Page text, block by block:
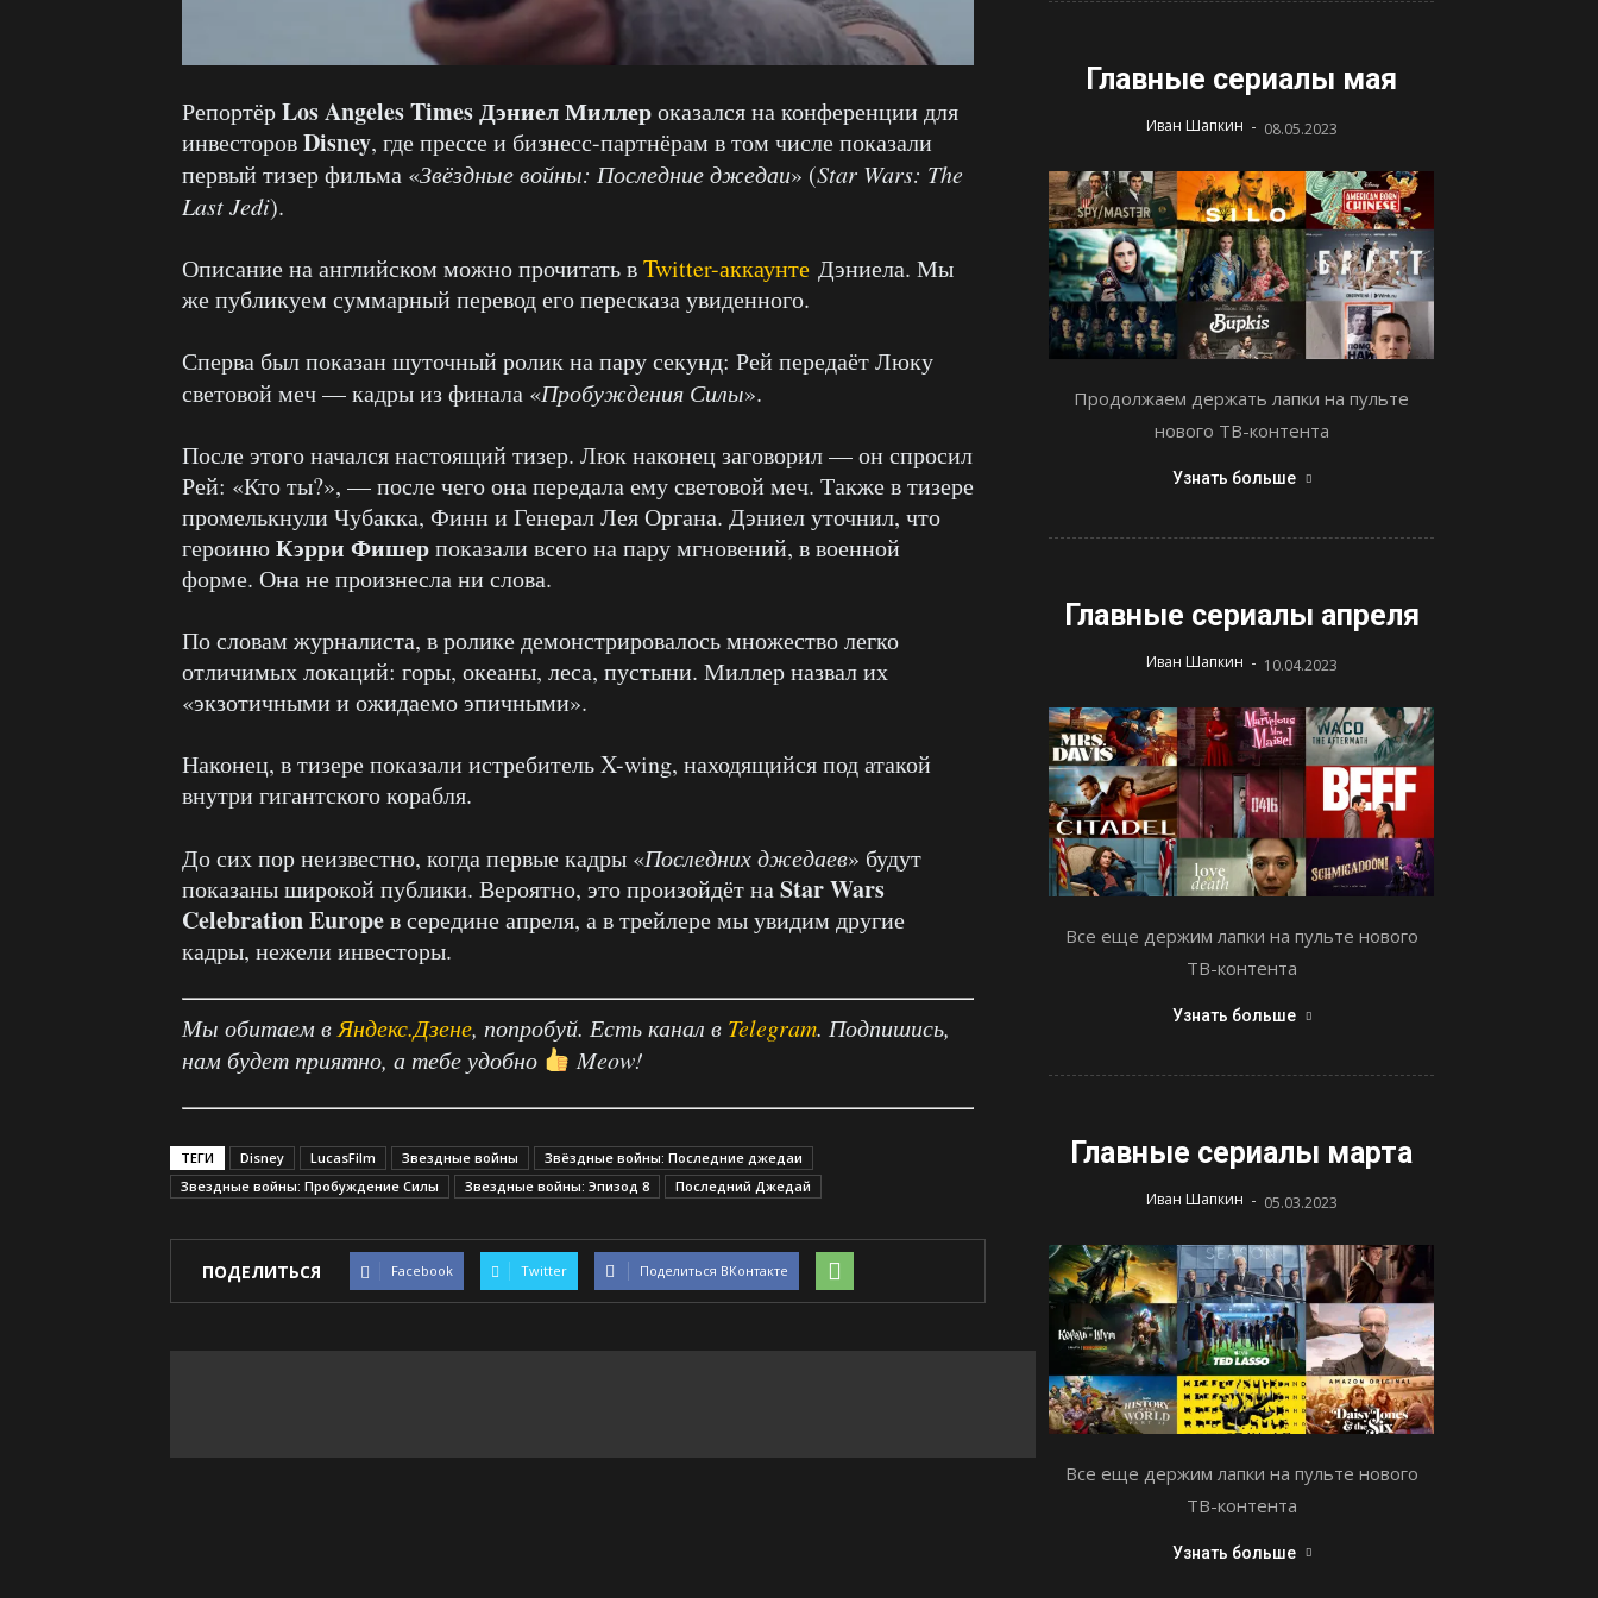
РепортёрLos Angeles Times Дэниел Миллероказался на конференции для
инвесторовDisney, где прессе и бизнесс-партнёрам в том числе показали
первый тизер фильма «Звёздные войны: Последние джедаи» (Star Wars: The
Last Jedi).
Описание на английском можно прочитать вTwitter-аккаунте Дэниела. Мы
же публикуем суммарный перевод его пересказа увиденного.
Сперва был показан шуточный ролик на пару секунд: Рей передаёт Люку
световой меч — кадры из финала «Пробуждения Силы».
После этого начался настоящий тизер. Люк наконец заговорил — он спросил
Рей: «Кто ты?», — после чего она передала ему световой меч. Также в тизере
промелькнули Чубакка, Финн и Генерал Лея Органа. Дэниел уточнил, что
героинюКэрри Фишерпоказали всего на пару мгновений, в военной
форме. Она не произнесла ни слова.
По словам журналиста, в ролике демонстрировалось множество легко
отличимых локаций: горы, океаны, леса, пустыни. Миллер назвал их
«экзотичными и ожидаемо эпичными».
Наконец, в тизере показали истребитель X-wing, находящийся под атакой
внутри гигантского корабля.
До сих пор неизвестно, когда первые кадры «Последних джедаев» будут
показаны широкой публики. Вероятно, это произойдёт наStar Wars
Celebration Europeв середине апреля, а в трейлере мы увидим другие
кадры, нежели инвесторы.
Мы обитаем в Яндекс.Дзене, попробуй. Есть канал в Telegram. Подпишись,
нам будет приятно, а тебе удобно
Meow!
ТЕГИ Disney LucasFilm Звездные войны
Звёздные войны: Последние джедаи
Звездные войны: Пробуждение Силы
Звездные войны: Эпизод 8 Последний Джедай
ПОДЕЛИТЬСЯ Facebook Twitter Поделиться ВКонтакте
Главные сериалы мая
Иван Шапкин - 08.05.2023
Продолжаем держать лапки на пульте
нового ТВ-контента
Узнать больше
Главные сериалы апреля
Иван Шапкин - 10.04.2023
Все еще держим лапки на пульте нового
ТВ-контента
Узнать больше
Главные сериалы марта
Иван Шапкин - 05.03.2023
Все еще держим лапки на пульте нового
ТВ-контента
Узнать больше